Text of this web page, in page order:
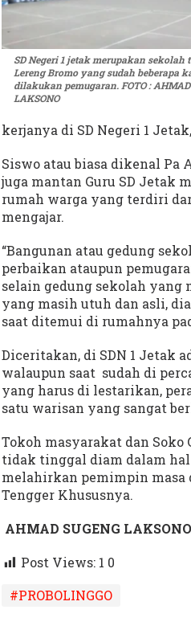
B
m
o
SD Negeri 1 jetak merupakan sekolah
Lereng Bromo yang sudah beberapa
dilakukan pemugaran. FOTO : AHMAD
LAKSONO
kerjanya di SD Negeri 1
Siswo atau biasa dikenal Pa
juga mantan Guru SD Jetak
rumah warga yang terdiri
mengajar.
“Bangunan atau gedung
perbaikan ataupun
selain gedung sekolah yang
yang masih utuh dan asli,
saat ditemui di rumahnya
Diceritakan, di SDN 1 Jetak
walaupun saat sudah di
yang harus di lestarikan,
satu warisan yang sangat
Tokoh masyarakat dan
tidak tinggal diam dalam
melahirkan pemimpin masa
Tengger Khususnya.
AHMAD SUGENG
Post Views: 1 0
#PROBOLINGGO